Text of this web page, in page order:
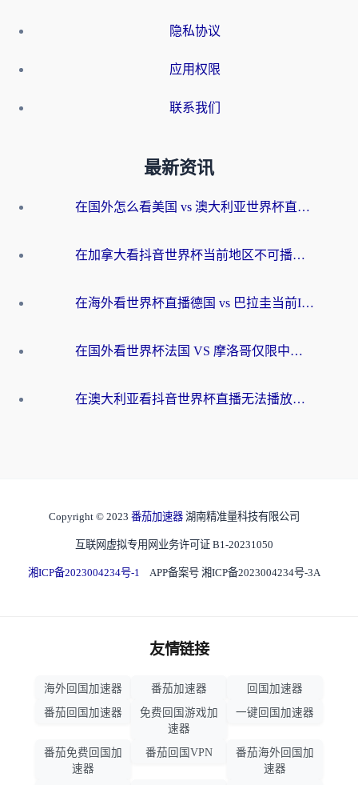
隐私协议
应用权限
联系我们
最新资讯
在国外怎么看美国 vs 澳大利亚世界杯直播？海外党必藏的中文解说观赛指南
在加拿大看抖音世界杯当前地区不可播放？海外党体育观赛终极指南
在海外看世界杯直播德国 vs 巴拉圭当前IP受限制？这篇指南帮你轻松解决地区限制
在国外看世界杯法国 VS 摩洛哥仅限中国大陆？别让地域限制拦下你的欢呼
在澳大利亚看抖音世界杯直播无法播放？海外党体育观赛终极指南来了！
Copyright © 2023 番茄加速器 湖南精准量科技有限公司
互联网虚拟专用网业务许可证 B1-20231050
湘ICP备2023004234号-1 APP备案号 湘ICP备2023004234号-3A
友情链接
海外回国加速器 番茄加速器
回国加速器
番茄回国加速器
免费回国游戏加
速器
一键回国加速器
番茄免费回国加
速器
番茄回国VPN
番茄海外回国加
速器